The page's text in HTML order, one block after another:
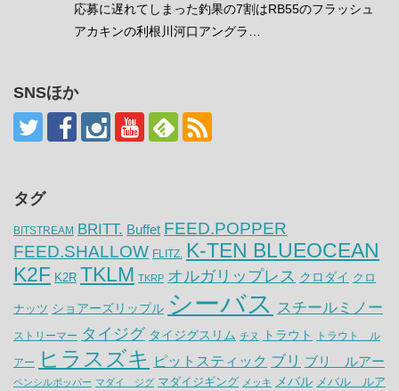
応募に遅れてしまった釣果の7割はRB55のフラッシュ
アカキンの利根川河口アングラ…
SNSほか
タグ
BITSTREAM BRITT. Buffet FEED.POPPER
FEED.SHALLOW FLITZ.
K-TEN BLUEOCEAN
K2F K2R TKLM TKRP オルガリップレス クロダイ クロ
ナッツ ショアーズリップル シーバス スチールミノー
ストリーマー タイジグ タイジグスリム チヌ トラウト トラウト ル
アー ヒラスズキ ピットスティック ブリ ブリ ルアー
ペンシルポッパー マダイ ジグ マダイジギング メッキ メバル メバル ルア